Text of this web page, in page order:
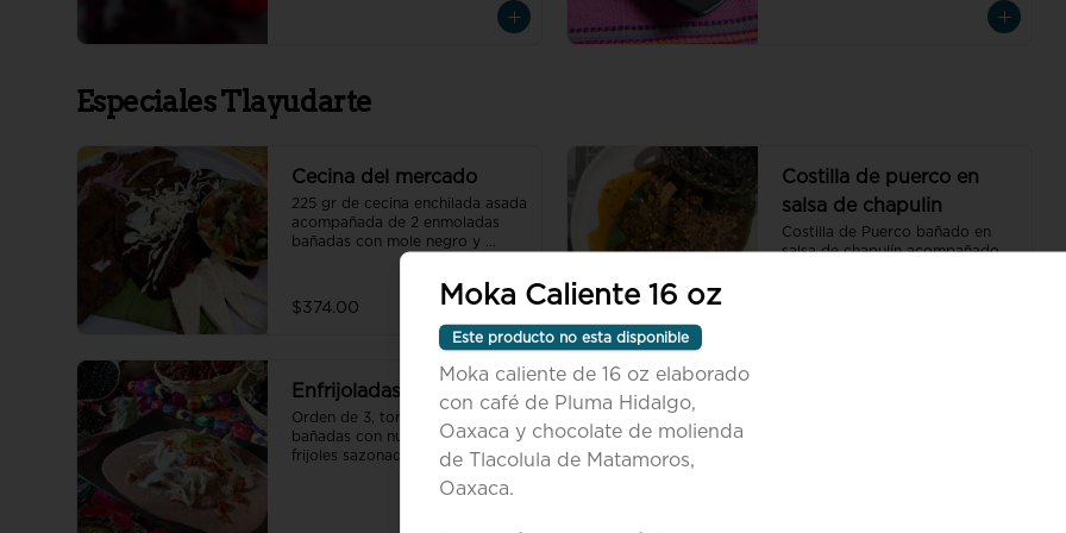
de hoja de aguacate, quesillo y
Especiales Tlayudarte
Cecina del mercado
225 gr de cecina enchilada asada
acompañada de 2 enmoladas
bañadas con mole negro y
crema, pico de gallo, queso de
petate fresco y cebolla morada.
$374.00
Costilla de puerco en
salsa de chapulin
Costilla de Puerco bañado en
salsa de chapulín acompañado
Enfrijoladas
Orden de 3, tortilla normal,
bañadas con nuestra receta de
frijoles sazonados con especias
crema, quesillo y cebolla con el
Moka Caliente 16 oz
Este producto no esta disponible
Moka caliente de 16 oz elaborado
con café de Pluma Hidalgo,
Oaxaca y chocolate de molienda
de Tlacolula de Matamoros,
Oaxaca.